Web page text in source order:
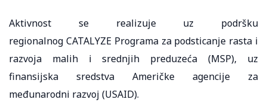
Aktivnost se realizuje uz podršku
regionalnog CATALYZE Programa za podsticanje rasta i
razvoja malih i srednjih preduzeća (MSP), uz
finansijska sredstva Američke agencije za
međunarodni razvoj (USAID).